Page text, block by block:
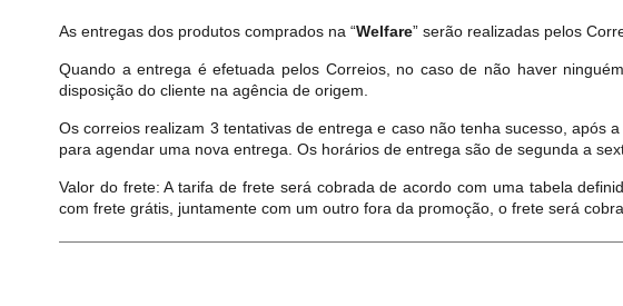
As entregas dos produtos comprados na “Welfare” serão realizadas pelos
Quando a entrega é efetuada pelos Correios, no caso de não haver
disposição do cliente na agência de origem.
Os correios realizam 3 tentativas de entrega e caso não tenha sucesso, após
para agendar uma nova entrega. Os horários de entrega são de segunda a
Valor do frete: A tarifa de frete será cobrada de acordo com uma tabela
com frete grátis, juntamente com um outro fora da promoção, o frete será